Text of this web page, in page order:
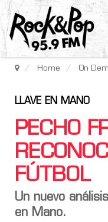
Home On
LLAVE EN MANO
PECHO
FÚTBOL
Un nuevo
en Mano.